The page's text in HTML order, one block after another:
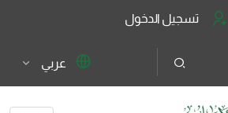
تسجيل الدخول
عربي